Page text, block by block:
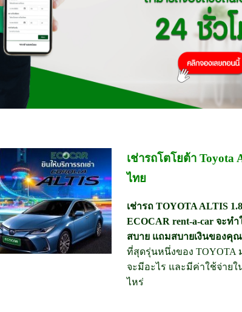
เช่ารถโตโยต้า Toyota
ไทย
เช่ารถ TOYOTA ALTIS
ECOCAR rent-a-car จะท
สบาย แถมสบายเงินของคุ
ที่สุดรุ่นหนึ่งของ TOYOTA
จะมีอะไร และมีค่าใช้จ่ายใ
ไหร่